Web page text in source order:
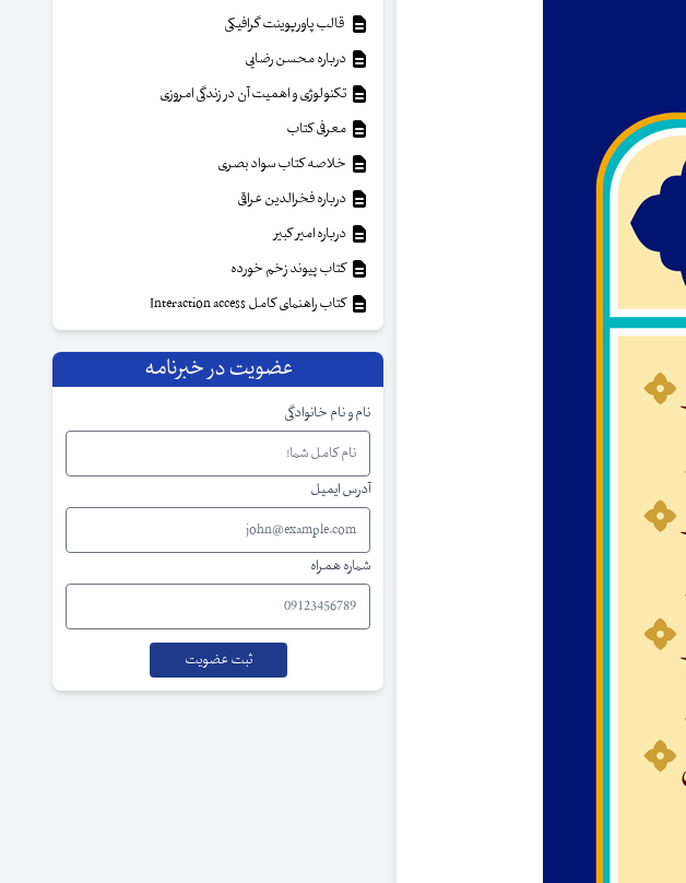
قالب پاورپوینت گرافیکی
درباره محسن رضایی
تکنولوژی و اهمیت آن در زندگی امروزی
معرفی کتاب
خلاصه کتاب سواد بصری
درباره فخرالدین عراقی
درباره امیر کبیر
کتاب پیوند زخم خورده
کتاب راهنمای کامل Interaction access
عضویت در خبرنامه
نام و نام خانوادگی
آدرس ایمیل
شماره همراه